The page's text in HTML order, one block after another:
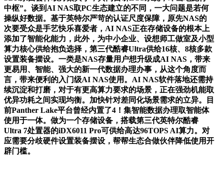
中枢”。谈到AI NAS取PC生态建立的不同，一大问题是若何
操纵好数据。基于英特尔严苛的认证尺度保障，原先NAS的
次要受众是手艺快乐喜爱者，AI NAS正在存储设备的根本上
添加了智能化能力，此外，为中小企业、设想师工做室及小型
算力核心供给抱负选择，第三代酷睿Ultra供给16核、8核多款
设置装备摆设。一类是NAS存量用户想升级成AI NAS，带来
更易用、智能、强大的新一代数据办理办事，从这个角度而
言，带来便利的入门级AI NAS使用。AI NAS软件落地还需持
续沉淀和打磨，对于有更高算力要求的场景，正在强劲机能取
优异功耗之间实现均衡。加快针对差同化场景需求的立异。目
前Panther Lake平台曾经内置了4！集智能数据办理取智能体
使用于一体。做为一个存储设备，搭载第三代英特尔酷睿
Ultra 7处置器的iDX6011 Pro可供给高达96TOPS AI算力。对
应需要分歧硬件设置装备摆设，帮帮生态合做伙伴降低使用开
辟门槛。